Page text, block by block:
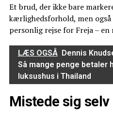
Et brud, der ikke bare
kærlighedsforhold, men
personlig rejse for Freja –
LÆS OGSÅ Dennis
Så mange penge betaler
luksushus i Thailand
Mistede sig selv